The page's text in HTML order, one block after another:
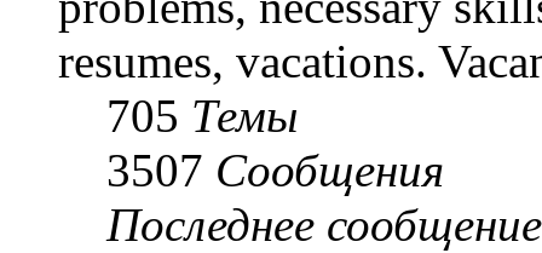
resumes, vacations.
705 Темы
3507 Сообщения
Последнее сообщение